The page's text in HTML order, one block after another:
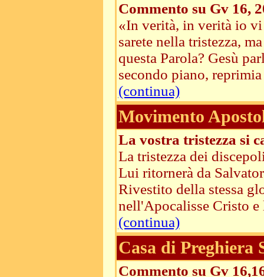
Commento su Gv 16,
«In verità, in verità io vi
sarete nella tristezza,
questa Parola? Gesù
secondo piano, reprimia
(continua)
Movimento
La vostra tristezza si
La tristezza dei
Lui ritornerà da
Rivestito della stessa
nell'Apocalisse Cristo e
(continua)
Casa di Preghiera
Commento su Gv